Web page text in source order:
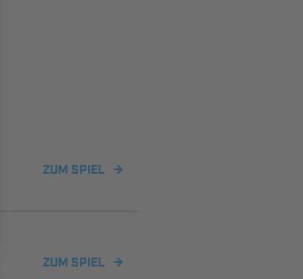
ZUM SPIEL
ZUM SPIEL